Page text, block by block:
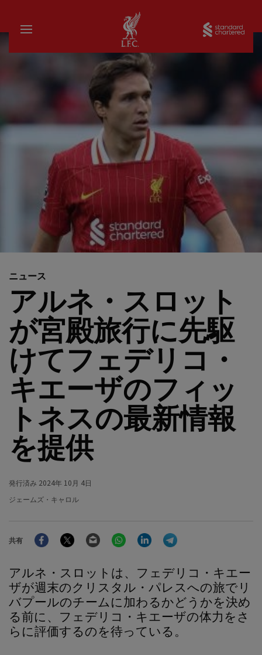
家
ニュース
アルネ・スロット
が宮殿旅行に先駆
けてフェデリコ・
キエーザのフィッ
トネスの最新情報
を提供
発行済み 2024年 10月 4日
ジェームズ・キャロル
共有
FacebookTwitter Email WhatsAppLinkedIn
アルネ・スロットは、フェデリコ・キエー
ザが週末のクリスタル・パレスへの旅でリ
バプールのチームに加わるかどうかを決め
る前に、フェデリコ・キエーザの体力をさ
らに評価するのを待っている。